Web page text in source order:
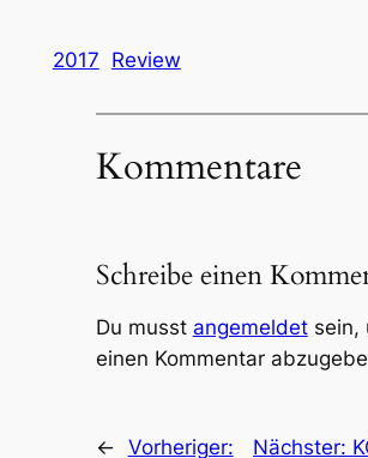
2017 Review
Kommentare
Schreibe einen
Du musst angemeldetsein,
einen Kommentar
← Vorheriger:
Nächster: